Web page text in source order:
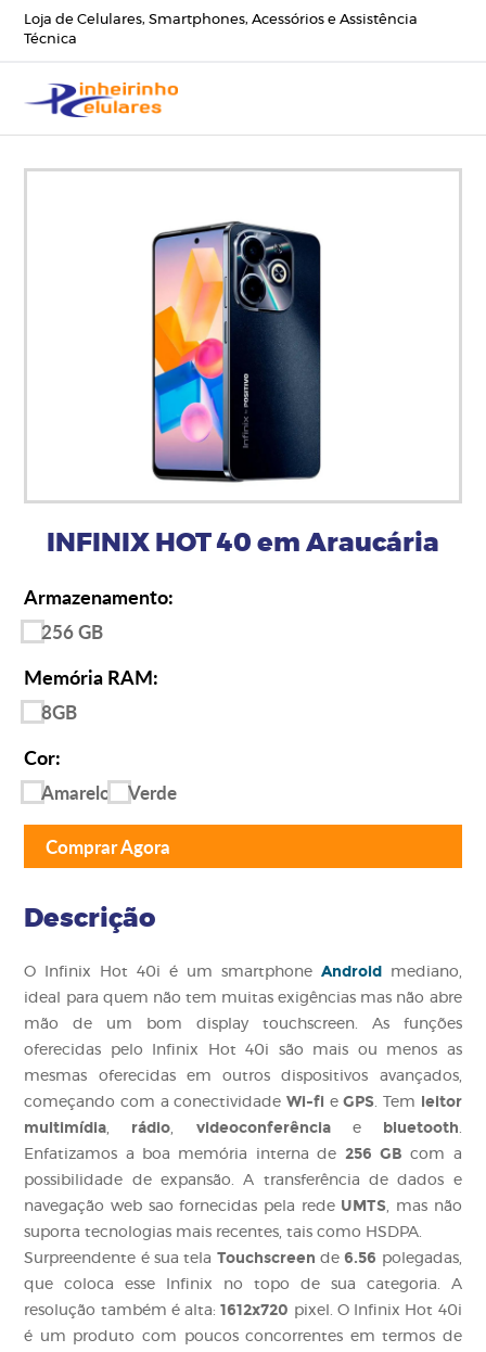
Loja de Celulares, Smartphones, Acessórios e Assistência
Técnica
INFINIX HOT 40 em Araucária
Armazenamento:
256 GB
Memória RAM:
8GB
Cor:
Amarelo Verde
Comprar Agora
Descrição
O Infinix Hot 40i é um smartphone Android mediano,
ideal para quem não tem muitas exigências mas não abre
mão de um bom display touchscreen. As funções
oferecidas pelo Infinix Hot 40i são mais ou menos as
mesmas oferecidas em outros dispositivos avançados,
começando com a conectividade Wi-fi eGPS. Tem leitor
multimídia, rádio, videoconferênciae bluetooth.
Enfatizamos a boa memória interna de 256 GB com a
possibilidade de expansão. A transferência de dados e
navegação web sao fornecidas pela rede UMTS, mas não
suporta tecnologias mais recentes, tais como HSDPA.
Surpreendente é sua tela Touchscreen de6.56 polegadas,
que coloca esse Infinix no topo de sua categoria. A
resolução também é alta:1612x720 pixel. O Infinix Hot 40i
é um produto com poucos concorrentes em termos de